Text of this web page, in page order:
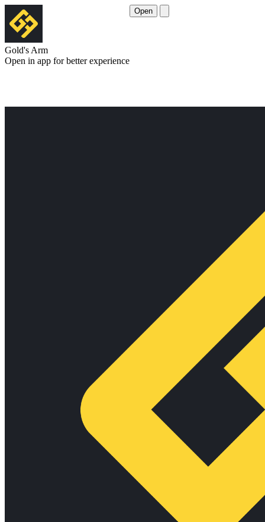
Gold's Arm
Open in app for better experience
Open